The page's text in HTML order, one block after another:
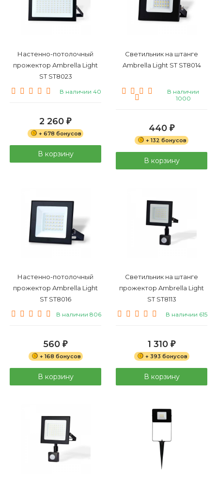
Настенно-потолочный
прожектор Ambrella Light
ST ST8023
В наличии 40
2 260 ₽
+ 678 бонусов
В корзину
Светильник на штанге
Ambrella Light ST ST8014
В наличии
1000
440 ₽
+ 132 бонусов
В корзину
Настенно-потолочный
прожектор Ambrella Light
ST ST8016
В наличии 806
560 ₽
+ 168 бонусов
В корзину
Светильник на штанге
прожектор Ambrella Light
ST ST8113
В наличии 615
1 310 ₽
+ 393 бонусов
В корзину